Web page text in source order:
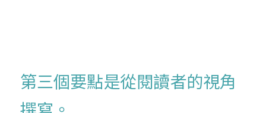
第三個要點是從閱讀者的視角